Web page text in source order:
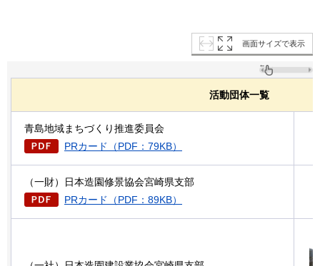
画面サイズで表示
活動団体一覧
青島地域まちづくり推進委員会
PRカード（PDF：79KB）
（一財）日本造園修景協会宮崎県支部
PRカード（PDF：89KB）